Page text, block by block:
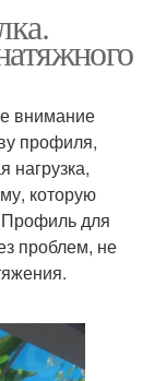
внимание
профиля,
нагрузка,
которую
Профиль для
проблем, не